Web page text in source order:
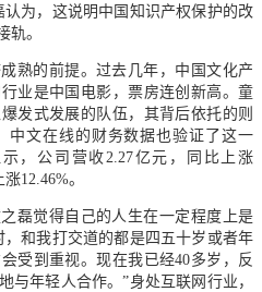
为，这说明中国知识产权保护的改
轨。
熟的前提。过去几年，中国文化产
业是中国电影，票房连创新高。童
发式发展的队伍，其背后依托的则
中文在线的财务数据也验证了这一
，公司营收2.27亿元，同比上涨
12.46%。
磊觉得自己的人生在一定程度上是
和我打交道的都是四五十岁或者年
受到重视。现在我已经40多岁，反
与年轻人合作。”身处互联网行业，